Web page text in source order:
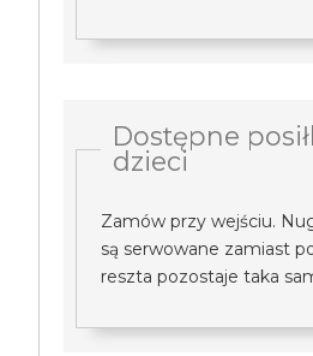
Dostępne
dzieci
Zamów przy wejściu.
są serwowane zamiast
reszta pozostaje taka